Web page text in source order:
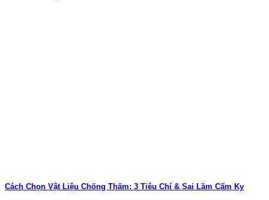
Cách Chọn Vật Liệu Chống Thấm: 3 Tiêu Chí & Sai Lầm Cấm Kỵ